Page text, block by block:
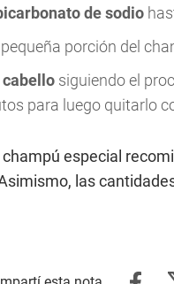
de sodio
porción del
cabello siguiendo el
para luego quitarlo
especial
las